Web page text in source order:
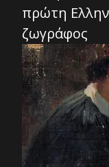
πρώτη
ζωγράφος